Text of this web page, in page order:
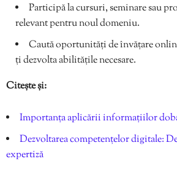
Participă la cursuri, seminare sau
relevant pentru noul domeniu.
Caută oportunități de învățare
ți dezvolta abilitățile necesare.
Citește și:
Importanța aplicării informațiilor
Dezvoltarea competențelor digitale:
expertiză